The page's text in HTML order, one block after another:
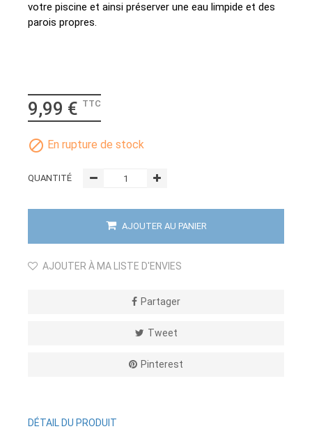
votre piscine et ainsi préserver une eau limpide et des
parois propres.
9,99 € TTC
 En rupture de stock
QUANTITÉ
AJOUTER AU PANIER
AJOUTER À MA LISTE D'ENVIES
Partager
Tweet
Pinterest
DÉTAIL DU PRODUIT